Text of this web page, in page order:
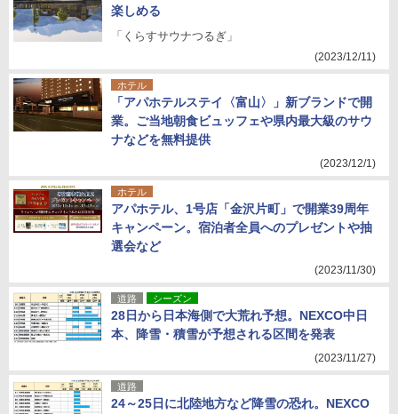
楽しめる
「くらすサウナつるぎ」
(2023/12/11)
ホテル
「アパホテルステイ〈富山〉」新ブランドで開
業。ご当地朝食ビュッフェや県内最大級のサウ
ナなどを無料提供
(2023/12/1)
ホテル
アパホテル、1号店「金沢片町」で開業39周年
キャンペーン。宿泊者全員へのプレゼントや抽
選会など
(2023/11/30)
道路 シーズン
28日から日本海側で大荒れ予想。NEXCO中日
本、降雪・積雪が予想される区間を発表
(2023/11/27)
道路
24～25日に北陸地方など降雪の恐れ。NEXCO